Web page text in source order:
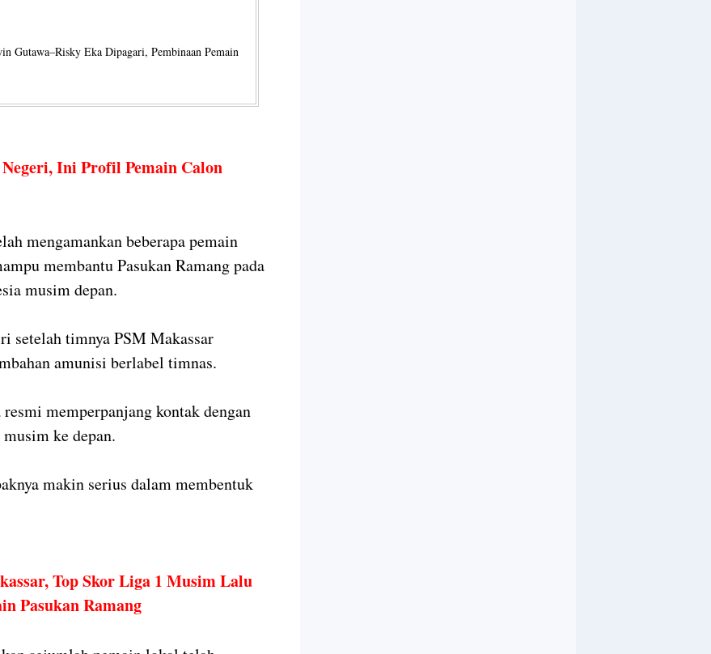
Gutawa–Risky Eka Dipagari, Pembinaan Pemain
Ini Profil Pemain Calon
mengamankan beberapa pemain
membantu Pasukan Ramang pada
musim depan.
setelah timnya PSM Makassar
amunisi berlabel timnas.
memperpanjang kontak dengan
ke depan.
makin serius dalam membentuk
Top Skor Liga 1 Musim Lalu
Pasukan Ramang